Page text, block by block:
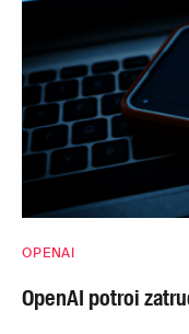
OPENAI
OpenAI potroi